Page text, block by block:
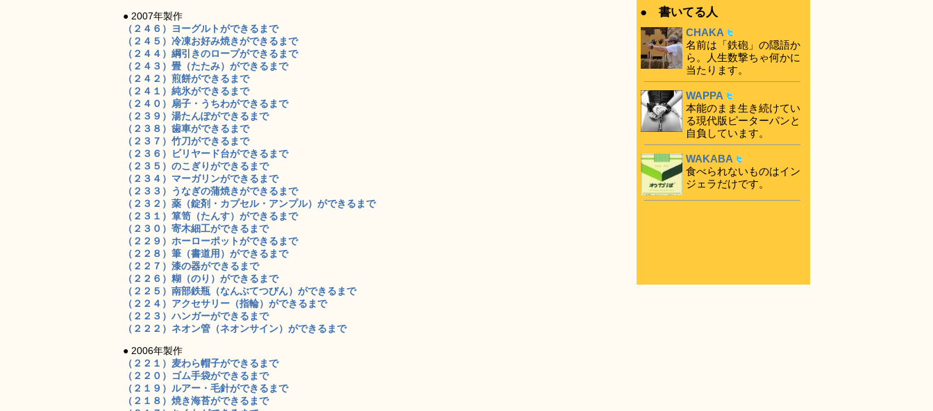
● 2007年製作
（２４６）ヨーグルトができるまで
（２４５）冷凍お好み焼きができるまで
（２４４）綱引きのロープができるまで
（２４３）畳（たたみ）ができるまで
（２４２）煎餅ができるまで
（２４１）純氷ができるまで
（２４０）扇子・うちわができるまで
（２３９）湯たんぽができるまで
（２３８）歯車ができるまで
（２３７）竹刀ができるまで
（２３６）ビリヤード台ができるまで
（２３５）のこぎりができるまで
（２３４）マーガリンができるまで
（２３３）うなぎの蒲焼きができるまで
（２３２）薬（錠剤・カプセル・アンプル）ができるまで
（２３１）箪笥（たんす）ができるまで
（２３０）寄木細工ができるまで
（２２９）ホーローポットができるまで
（２２８）筆（書道用）ができるまで
（２２７）漆の器ができるまで
（２２６）糊（のり）ができるまで
（２２５）南部鉄瓶（なんぶてつびん）ができるまで
（２２４）アクセサリー（指輪）ができるまで
（２２３）ハンガーができるまで
（２２２）ネオン管（ネオンサイン）ができるまで
● 2006年製作
（２２１）麦わら帽子ができるまで
（２２０）ゴム手袋ができるまで
（２１９）ルアー・毛針ができるまで
（２１８）焼き海苔ができるまで
● 書いてる人
CHAKA
名前は「鉄砲」の隠語か
ら。人生数撃ちゃ何かに
当たります。
WAPPA
本能のまま生き続けてい
る現代版ピーターパンと
自負しています。
WAKABA
食べられないものはイン
ジェラだけです。